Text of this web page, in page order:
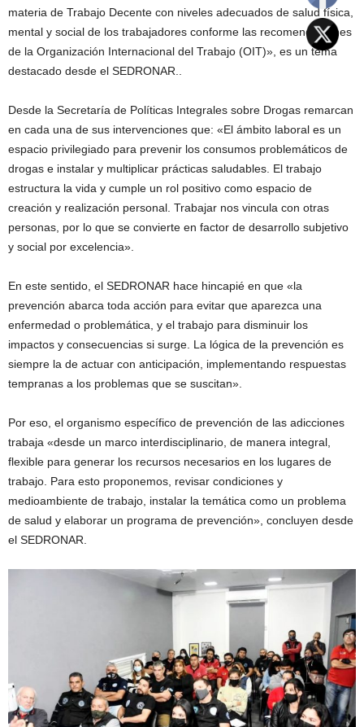
materia de Trabajo Decente con niveles adecuados de salud física,
mental y social de los trabajadores conforme las recomendaciones
de la Organización Internacional del Trabajo (OIT)», es un tema
destacado desde el SEDRONAR..
Desde la Secretaría de Políticas Integrales sobre Drogas remarcan
en cada una de sus intervenciones que: «El ámbito laboral es un
espacio privilegiado para prevenir los consumos problemáticos de
drogas e instalar y multiplicar prácticas saludables. El trabajo
estructura la vida y cumple un rol positivo como espacio de
creación y realización personal. Trabajar nos vincula con otras
personas, por lo que se convierte en factor de desarrollo subjetivo
y social por excelencia».
En este sentido, el SEDRONAR hace hincapié en que «la
prevención abarca toda acción para evitar que aparezca una
enfermedad o problemática, y el trabajo para disminuir los
impactos y consecuencias si surge. La lógica de la prevención es
siempre la de actuar con anticipación, implementando respuestas
tempranas a los problemas que se suscitan».
Por eso, el organismo específico de prevención de las adicciones
trabaja «desde un marco interdisciplinario, de manera integral,
flexible para generar los recursos necesarios en los lugares de
trabajo. Para esto proponemos, revisar condiciones y
medioambiente de trabajo, instalar la temática como un problema
de salud y elaborar un programa de prevención», concluyen desde
el SEDRONAR.